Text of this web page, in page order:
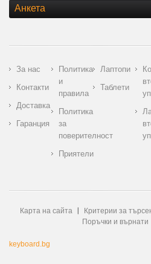
Анкета
За нас
Контакти
Доставка
Гаранция
Политика
и
правила
Политика
за
поверителност
Приятели
Лаптопи
Таблети
Карта на сайта Критерии за
Поръчки и върнати
keyboard.bg